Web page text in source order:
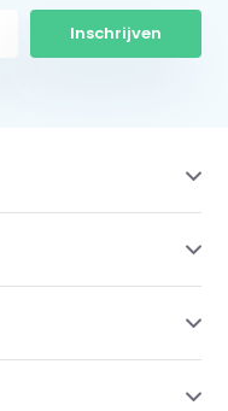
Inschrijven